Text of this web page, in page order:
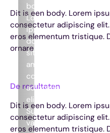
Dit is een body. Lorem
consectetur adipiscing
eros elementum tristique.
ornare
De resultaten
Dit is een body. Lorem
consectetur adipiscing
eros elementum tristique.
body.
Lorem
ipsum
dolor
sit
amet,
consectetur
adipiscing
elit.
Suspendisse
varius